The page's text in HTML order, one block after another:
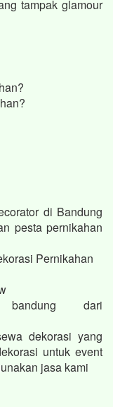
tampak glamour
di Bandung
pesta pernikahan
Pernikahan
dari
dekorasi yang
untuk event
jasa kami